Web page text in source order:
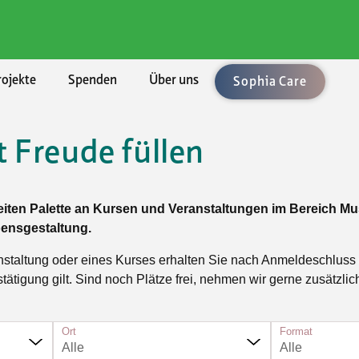
Unterstützung
Testament-Rechner
und Spiel
und Singen
Fitness und Gymnastik
Stadt
Spenden Über uns Sophia Care
Freude füllen
Palette an Kursen und Veranstaltungen im Bereich
oder eines Kurses erhalten Sie nach
gilt. Sind noch Plätze frei, nehmen wir gerne
Ort
Alle
Format
Alle